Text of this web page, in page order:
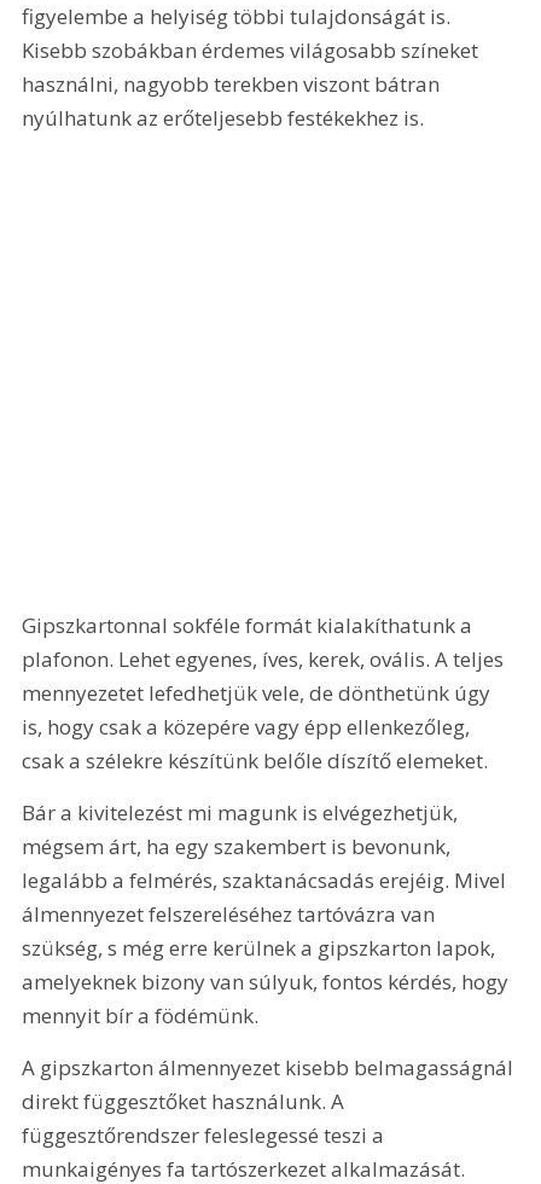
figyelembe a helyiség többi tulajdonságát is.
Kisebb szobákban érdemes világosabb színeket
használni, nagyobb terekben viszont bátran
nyúlhatunk az erőteljesebb festékekhez is.
Gipszkartonnal sokféle formát kialakíthatunk a
plafonon. Lehet egyenes, íves, kerek, ovális. A teljes
mennyezetet lefedhetjük vele, de dönthetünk úgy
is, hogy csak a közepére vagy épp ellenkezőleg,
csak a szélekre készítünk belőle díszítő elemeket.
Bár a kivitelezést mi magunk is elvégezhetjük,
mégsem árt, ha egy szakembert is bevonunk,
legalább a felmérés, szaktanácsadás erejéig. Mivel
álmennyezet felszereléséhez tartóvázra van
szükség, s még erre kerülnek a gipszkarton lapok,
amelyeknek bizony van súlyuk, fontos kérdés, hogy
mennyit bír a födémünk.
A gipszkarton álmennyezet kisebb belmagasságnál
direkt függesztőket használunk. A
függesztőrendszer feleslegessé teszi a
munkaigényes fa tartószerkezet alkalmazását.